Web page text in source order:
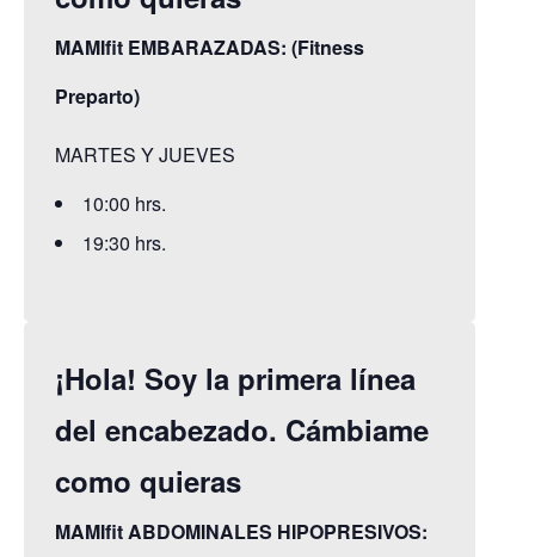
MAMIfit EMBARAZADAS: (Fitness
Preparto)
MARTES Y JUEVES
10:00 hrs.
19:30 hrs.
¡Hola! Soy la primera línea
del encabezado. Cámbiame
como quieras
MAMIfit ABDOMINALES HIPOPRESIVOS: